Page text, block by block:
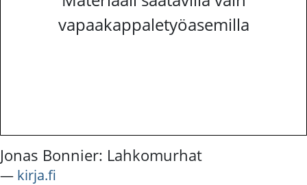
vapaakappaletyöasemilla
Jonas Bonnier: Lahkomurhat
― kirja.fi